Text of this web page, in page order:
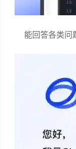
能回答各类问